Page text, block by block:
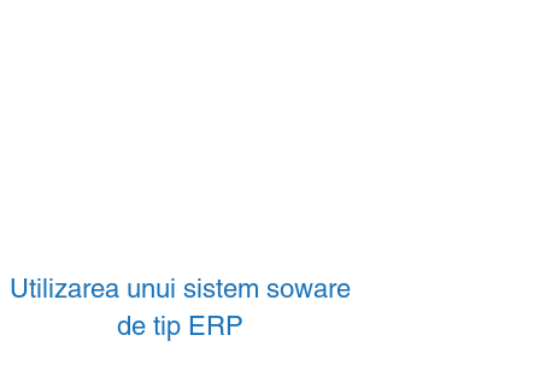
Utilizarea unui sistem soware
de tip ERP